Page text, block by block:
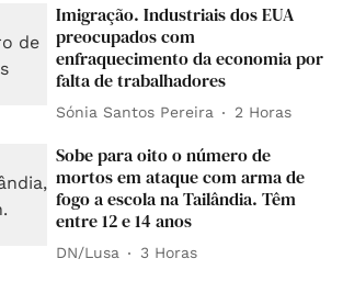
Imigração. Industriais dos EUA
preocupados com
enfraquecimento da economia por
falta de trabalhadores
Sónia Santos Pereira 2 Horas
Sobe para oito o número de
mortos em ataque com arma de
fogo a escola na Tailândia. Têm
entre 12 e 14 anos
DN/Lusa 3 Horas